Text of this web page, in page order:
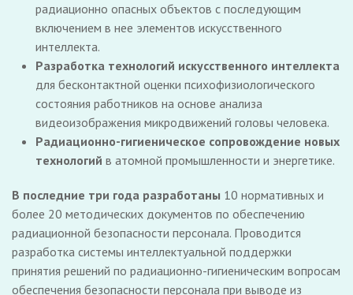
радиационно опасных объектов с последующим
включением в нее элементов искусственного
интеллекта.
Разработка технологий искусственного интеллекта
для бесконтактной оценки психофизиологического
состояния работников на основе анализа
видеоизображения микродвижений головы человека.
Радиационно-гигиеническое сопровождение новых
технологий в атомной промышленности и энергетике.
В последние три года разработаны 10 нормативных и
более 20 методических документов по обеспечению
радиационной безопасности персонала. Проводится
разработка системы интеллектуальной поддержки
принятия решений по радиационно-гигиеническим вопросам
обеспечения безопасности персонала при выводе из